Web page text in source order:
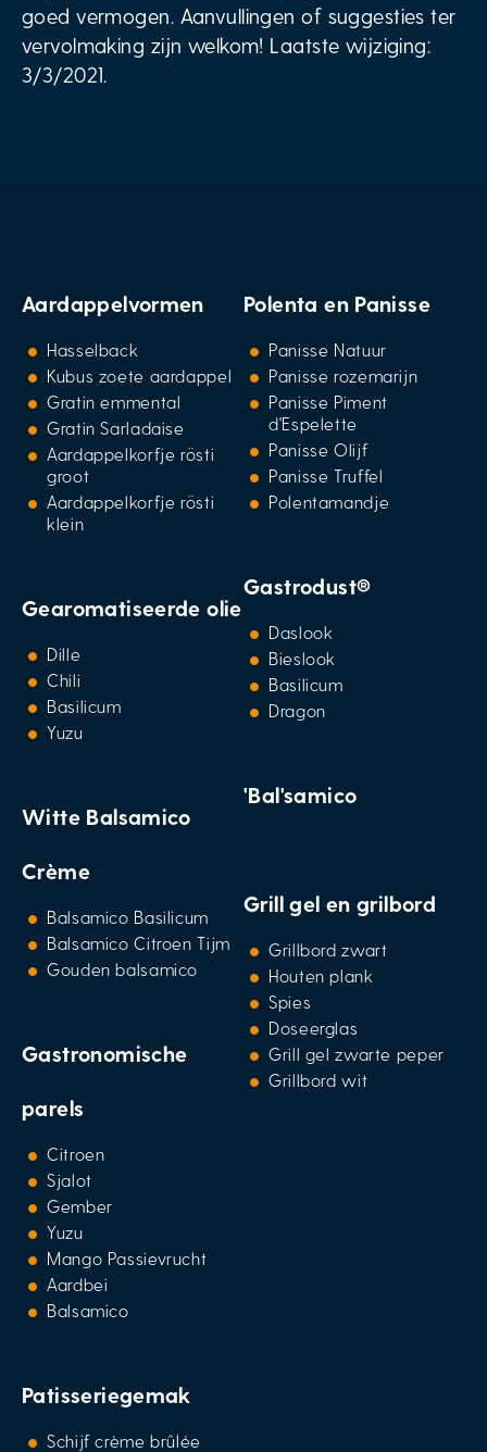
goed vermogen. Aanvullingen of suggesties ter
vervolmaking zijn welkom! Laatste wijziging:
3/3/2021.
Aardappelvormen
Hasselback
Kubus zoete aardappel
Gratin emmental
Gratin Sarladaise
Aardappelkorfje rösti
groot
Aardappelkorfje rösti
klein
Gearomatiseerde olie
Dille
Chili
Basilicum
Yuzu
Witte Balsamico
Crème
Balsamico Basilicum
Balsamico Citroen Tijm
Gouden balsamico
Gastronomische
parels
Citroen
Sjalot
Gember
Yuzu
Mango Passievrucht
Aardbei
Balsamico
Patisseriegemak
Schijf crème brûlée
Polenta en Panisse
Panisse Natuur
Panisse rozemarijn
Panisse Piment
d'Espelette
Panisse Olijf
Panisse Truffel
Polentamandje
Gastrodust®
Daslook
Bieslook
Basilicum
Dragon
'Bal'samico
Grill gel en grilbord
Grillbord zwart
Houten plank
Spies
Doseerglas
Grill gel zwarte peper
Grillbord wit